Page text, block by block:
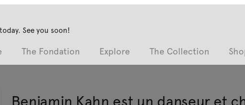
See you soon!
The Fondation Explore The Collection
Benjamin Kahn est un danseur et